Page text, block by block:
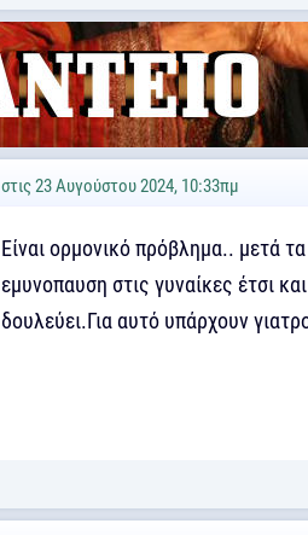
στις 23 Αυγούστου 2024, 10:33πμ
Είναι ορμονικό πρόβλημα.. μετά
εμυνοπαυση στις γυναίκες έτσι
δουλεύει.Για αυτό υπάρχουν